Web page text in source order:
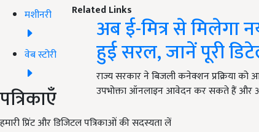
मशीनरी
वेब स्टोरी
पत्रिकाएँ
हमारी प्रिंट और डिजिटल पत्रिकाओं की सदस्यता लें
Related Links
अब ई-मित्र से मिलेगा
हुई सरल, जानें पूरी
राज्य सरकार ने बिजली कनेक्शन प्रक्रिया को
उपभोक्ता ऑनलाइन आवेदन कर सकते हैं और